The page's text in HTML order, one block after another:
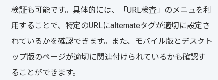
検証も可能です。具体的には、「URL検査」のメニュを利
用することで、特定のURLにalternateタグが適切に設定さ
れているかを確認できます。また、モバイル版とデスクト
ップ版のページが適切に関連付けられているかも確認す
ることができます。